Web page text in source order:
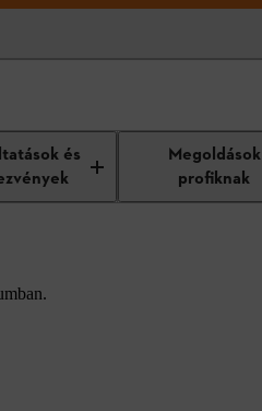
és
Megoldások
profiknak